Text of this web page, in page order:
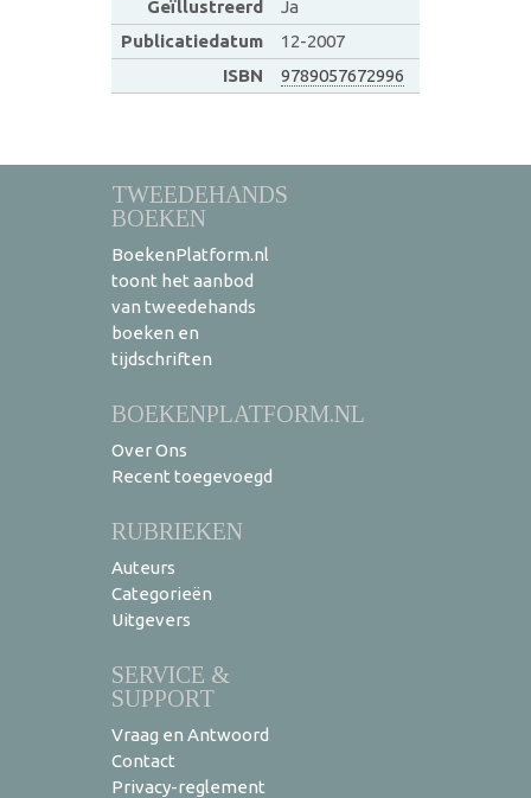
Geïllustreerd
Ja
Publicatiedatum
12-2007
ISBN
9789057672996
TWEEDEHANDS
BOEKEN
BoekenPlatform.nl
toont het aanbod
van tweedehands
boeken en
tijdschriften
BOEKENPLATFORM.NL
Over Ons
Recent toegevoegd
RUBRIEKEN
Auteurs
Categorieën
Uitgevers
SERVICE &
SUPPORT
Vraag en Antwoord
Contact
Privacy-reglement